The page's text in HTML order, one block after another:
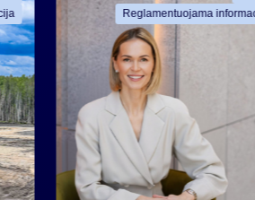
Reglamentuojama